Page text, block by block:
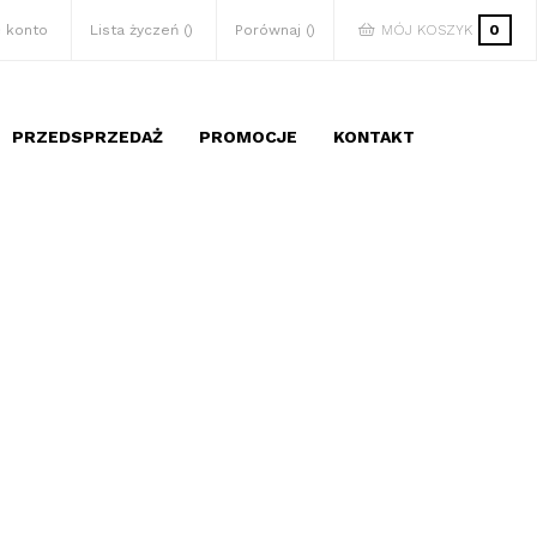
konto Lista życzeń Porównaj MÓJ KOSZYK 0
PRZEDSPRZEDAŻ PROMOCJE KONTAKT